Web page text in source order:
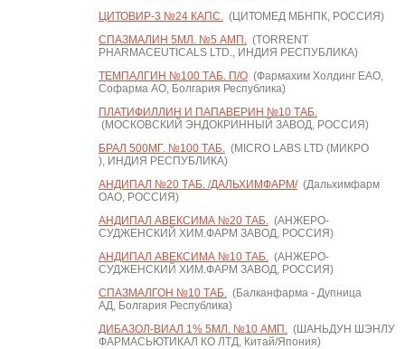
ЦИТОВИР-3 №24 КАПС.(ЦИТОМЕД МБНПК, РОССИЯ)
СПАЗМАЛИН 5МЛ. №5 АМП.(TORRENT
PHARMACEUTICALS LTD., ИНДИЯ РЕСПУБЛИКА)
ТЕМПАЛГИН №100 ТАБ. П/О(Фармахим Холдинг ЕАО,
Софарма АО, Болгария Республика)
ПЛАТИФИЛЛИН И ПАПАВЕРИН №10 ТАБ.
(МОСКОВСКИЙ ЭНДОКРИННЫЙ ЗАВОД, РОССИЯ)
БРАЛ 500МГ. №100 ТАБ.(MICRO LABS LTD (МИКРО
), ИНДИЯ РЕСПУБЛИКА)
АНДИПАЛ №20 ТАБ. /ДАЛЬХИМФАРМ/(Дальхимфарм
ОАО, РОССИЯ)
АНДИПАЛ АВЕКСИМА №20 ТАБ.(АНЖЕРО-
СУДЖЕНСКИЙ ХИМ.ФАРМ ЗАВОД, РОССИЯ)
АНДИПАЛ АВЕКСИМА №10 ТАБ.(АНЖЕРО-
СУДЖЕНСКИЙ ХИМ.ФАРМ ЗАВОД, РОССИЯ)
СПАЗМАЛГОН №10 ТАБ.(Балканфарма - Дупница
АД, Болгария Республика)
ДИБАЗОЛ-ВИАЛ 1% 5МЛ. №10 АМП.(ШАНЬДУН ШЭНЛУ
ФАРМАСЬЮТИКАЛ КО ЛТД, Китай/Япония)